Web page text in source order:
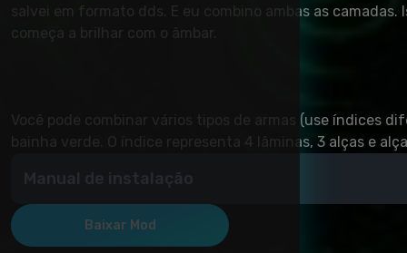
salvei em formato dds. E eu combino ambas as
começa a brilhar com o âmbar.
Você pode combinar vários tipos de armas (use índices
bainha verde. O índice representa 4 lâminas, 3 alças e
Manual de instalação
Por meio do NMM ou manualmente - copie o conteúdo
Baixar Mod